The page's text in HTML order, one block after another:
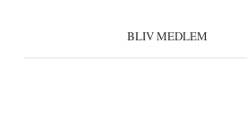
BLIV MEDLEM